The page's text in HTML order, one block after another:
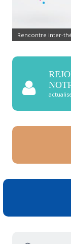
Rencontre inter-